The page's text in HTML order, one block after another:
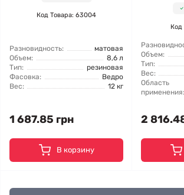
Код Товара: 63004
Разновидность:
матовая
Объем:
8,6 л
Тип:
резиновая
Фасовка:
Ведро
Вес:
12 кг
1 687.85 грн
В корзину
Код
Объем:
Тип:
Вес:
Область
применения:
2